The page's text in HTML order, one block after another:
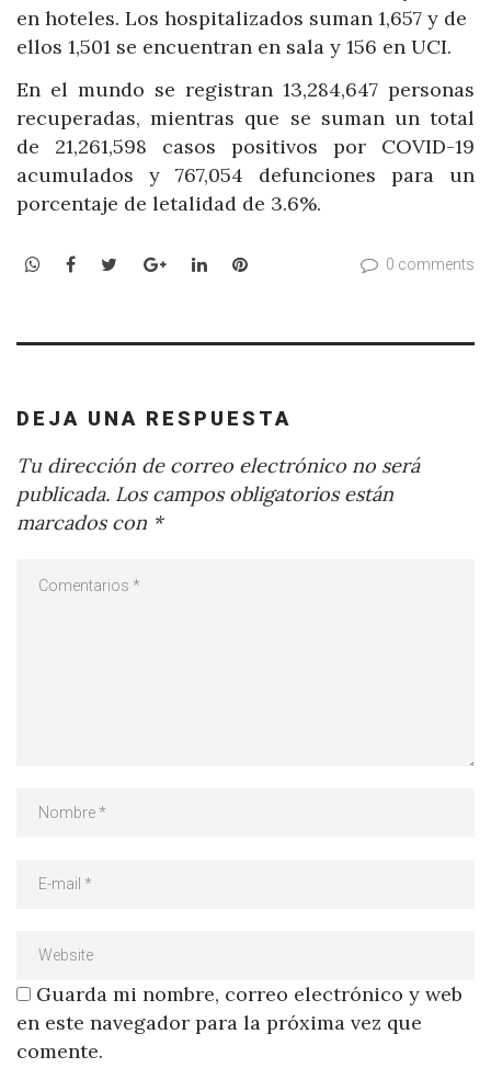
en hoteles. Los hospitalizados suman 1,657 y de
ellos 1,501 se encuentran en sala y 156 en UCI.
En el mundo se registran 13,284,647 personas
recuperadas, mientras que se suman un total
de 21,261,598 casos positivos por COVID-19
acumulados y 767,054 defunciones para un
porcentaje de letalidad de 3.6%.
WhatsApp
Facebook
TwitterGoogle+LinkedInPinterest 0 comments
DEJA UNA RESPUESTA
Tu dirección de correo electrónico no será
publicada. Los campos obligatorios están
marcados con *
Guarda mi nombre, correo electrónico y web
en este navegador para la próxima vez que
comente.